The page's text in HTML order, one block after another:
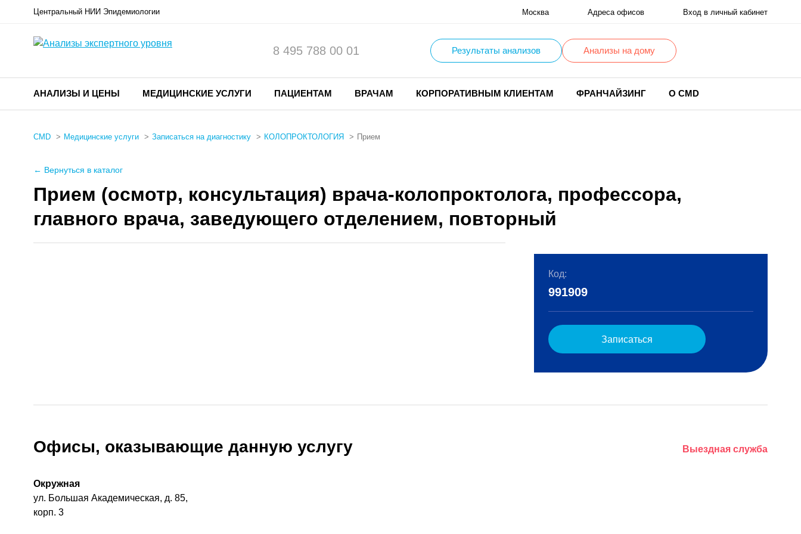
Центральный НИИ Эпидемиологии Москва Адреса офисов Вход в личный кабинет
8 495 788 00 01 Результаты анализов Анализы на дому
АНАЛИЗЫ И ЦЕНЫ МЕДИЦИНСКИЕ УСЛУГИ ПАЦИЕНТАМ ВРАЧАМ КОРПОРАТИВНЫМ КЛИЕНТАМ ФРАНЧАЙЗИНГ О CMD
CMD Медицинские услуги Записаться на диагностику КОЛОПРОКТОЛОГИЯ Прием
← Вернуться в каталог
Прием (осмотр, консультация) врача-колопроктолога, профессора,
главного врача, заведующего отделением, повторный
Код:
991909
Записаться
Офисы, оказывающие данную услугу Выездная служба
Окружная
ул. Большая Академическая, д. 85,
корп. 3